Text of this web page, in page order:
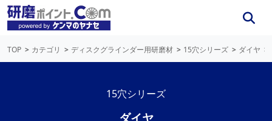
TOP カテゴリ ディスクグラインダー用研磨材 15穴シリーズ ダイヤ
15穴シリーズ
ダイヤ